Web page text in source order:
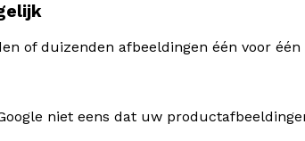
of duizenden afbeeldingen één voor
niet eens dat uw